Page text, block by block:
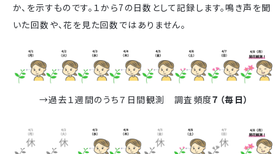
か、を示すものです。１から7の日数として記録します。鳴き声を聞
いた回数や、花を見た回数ではありません。
→過去１週間のうち７日間観測 調査頻度７（毎日）